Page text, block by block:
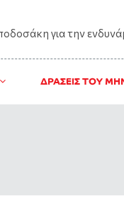
για την
ΔΡΑΣΕΙΣ ΤΟΥ